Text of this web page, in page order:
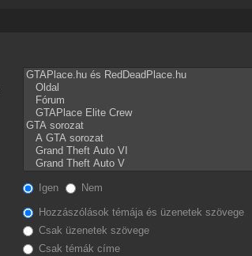
Igen Nem
Hozzászólások témája és üzenetek szövege
Csak üzenetek szövege
Csak témák címe